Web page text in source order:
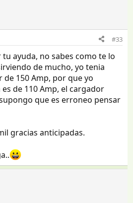
#33
ayuda, no sabes como te lo
de mucho, yo tenia
150 Amp, por que yo
de 110 Amp, el cargador
que es erroneo pensar
gracias anticipadas.